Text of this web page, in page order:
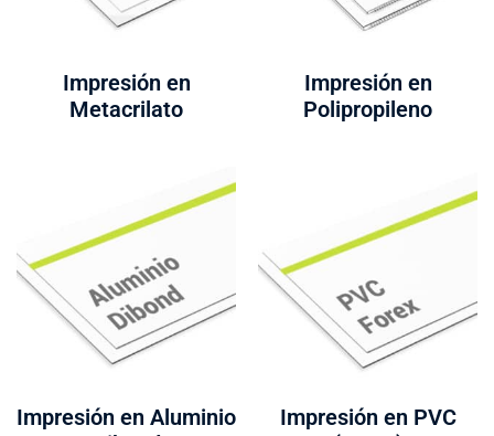
Impresión en
Metacrilato
Impresión en
Polipropileno
Impresión en Aluminio
Impresión en PVC